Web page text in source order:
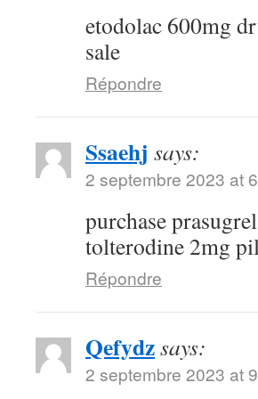
etodolac 600mg
sale
Répondre
Ssaehj says:
2 septembre 2023 at
purchase
tolterodine 2mg
Répondre
Qefydzsays:
2 septembre 2023 at